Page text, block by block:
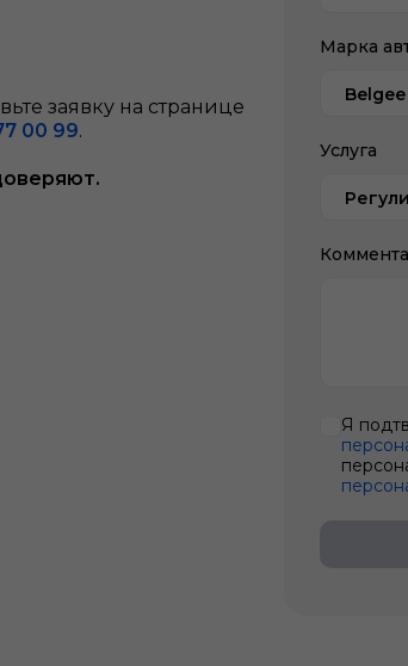
заявку на странице
00 99.
Марка
Belgee
Услуга
Я